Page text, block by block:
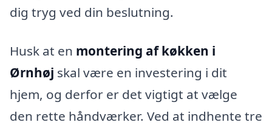
dig tryg ved din beslutning.
Husk at en montering af køkken i
Ørnhøj skal være en investering i dit
hjem, og derfor er det vigtigt at vælge
den rette håndværker. Ved at indhente tre